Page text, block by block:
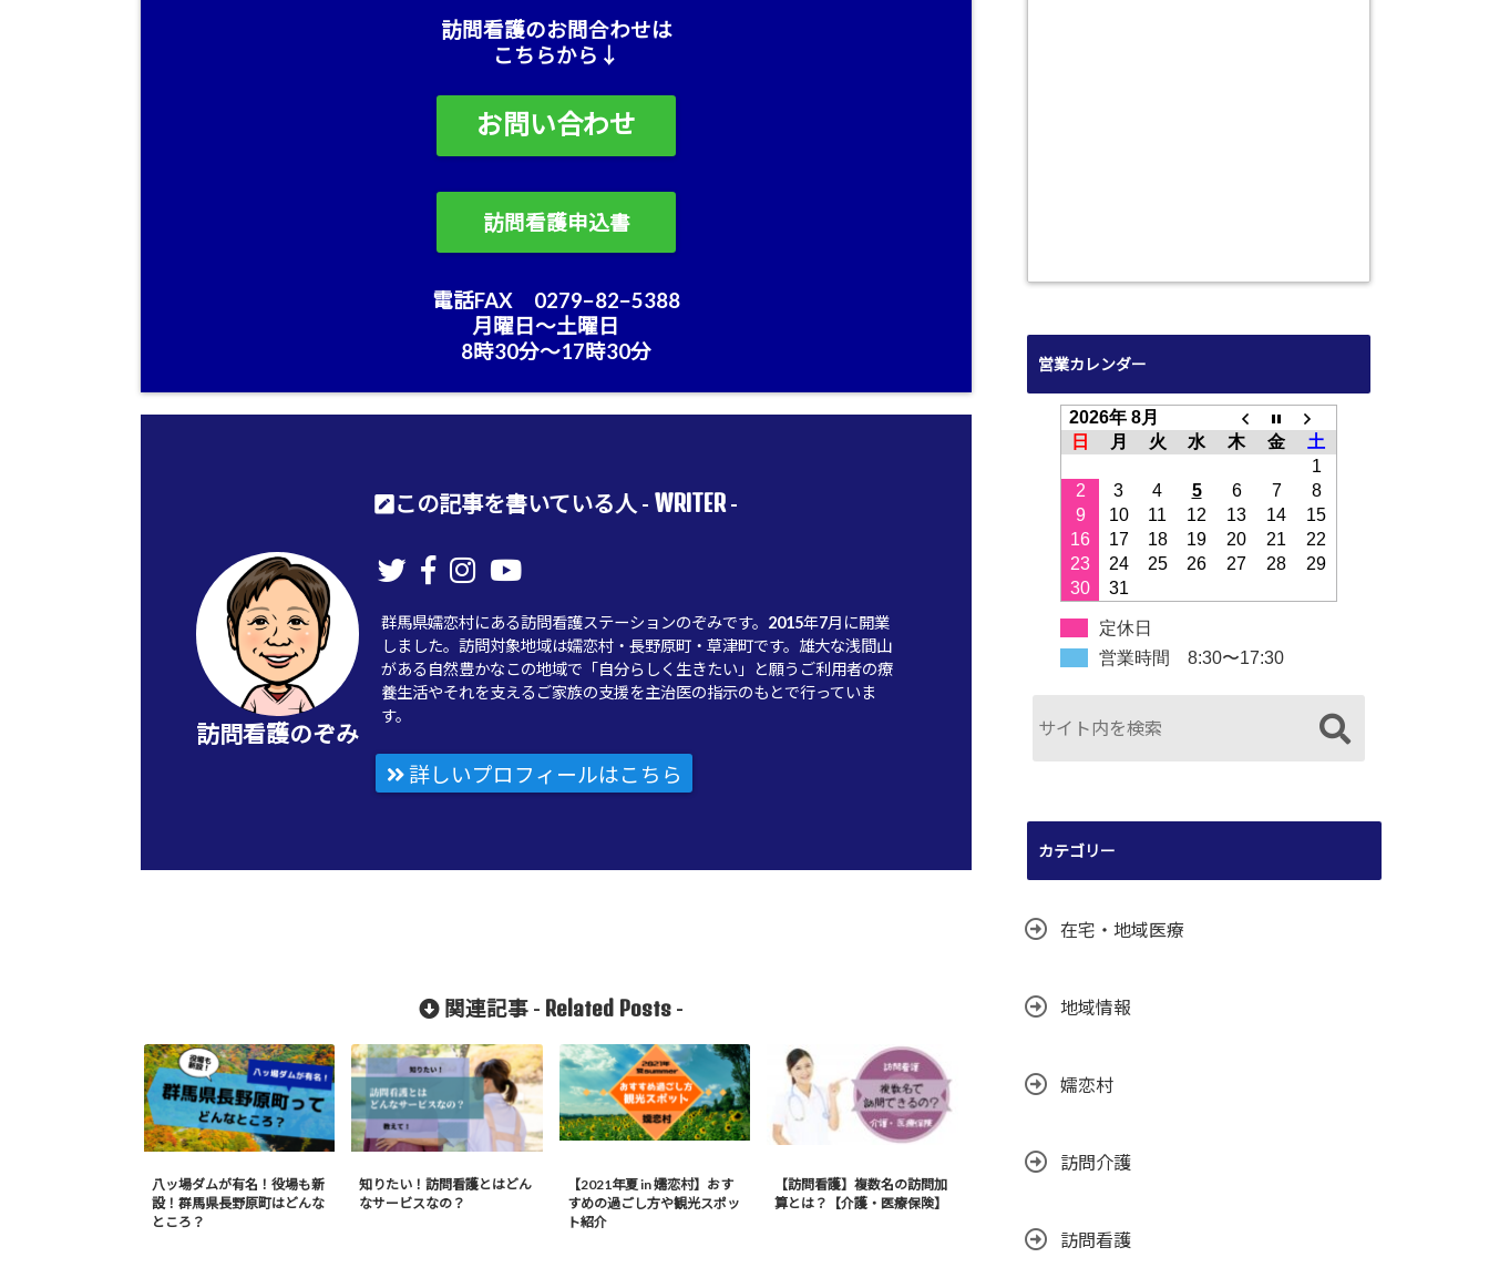
訪問看護のお問合わせは
こちらから↓
お問い合わせ
訪問看護申込書
電話FAX 0279−82−5388
月曜日〜土曜日
8時30分〜17時30分
この記事を書いている人 - WRITER-
訪問看護のぞみ
群馬県嬬恋村にある訪問看護ステーションのぞみです。2015年7月に開業
しました。訪問対象地域は嬬恋村・長野原町・草津町です。雄大な浅間山
がある自然豊かなこの地域で「自分らしく生きたい」と願うご利用者の療
養生活やそれを支えるご家族の支援を主治医の指示のもとで行っていま
す。
詳しいプロフィールはこちら
関連記事 - Related Posts-
八ッ場ダムが有名！役場も新
設！群馬県長野原町はどんな
ところ？
知りたい！訪問看護とはどん
なサービスなの？
【2021年夏 in 嬬恋村】おす
すめの過ごし方や観光スポッ
ト紹介
【訪問看護】複数名の訪問加
算とは？【介護・医療保険】
営業カレンダー
2026年 8月
日
月 火 水 木 金
土
1
2
3 4 5 6 7
8
9
10 11 12 13 14
15
16
17 18 19 20 21
22
23
24 25 26 27 28
29
30
31
定休日
営業時間 8:30〜17:30
カテゴリー
在宅・地域医療
地域情報
嬬恋村
訪問介護
訪問看護